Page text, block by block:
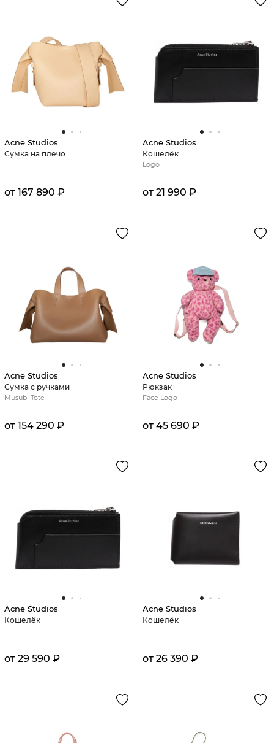
Acne Studios
Сумка на плечо
от 167 890 ₽
Acne Studios
Кошелёк
Logo
от 21 990 ₽
Acne Studios
Сумка с ручками
Musubi Tote
от 154 290 ₽
Acne Studios
Рюкзак
Face Logo
от 45 690 ₽
Acne Studios
Кошелёк
от 29 590 ₽
Acne Studios
Кошелёк
от 26 390 ₽